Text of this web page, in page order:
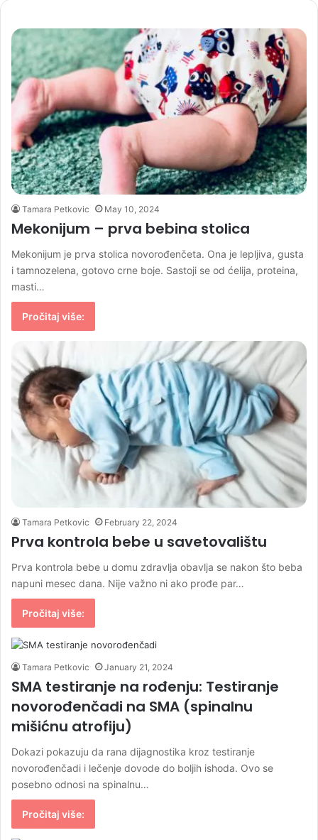
Tamara Petkovic May 10, 2024
Mekonijum – prva bebina stolica
Mekonijum je prva stolica novorođenčeta. Ona je lepljiva, gusta
i tamnozelena, gotovo crne boje. Sastoji se od ćelija, proteina,
masti…
Pročitaj više:
Tamara Petkovic February 22, 2024
Prva kontrola bebe u savetovalištu
Prva kontrola bebe u domu zdravlja obavlja se nakon što beba
napuni mesec dana. Nije važno ni ako prođe par…
Pročitaj više:
Tamara Petkovic January 21, 2024
SMA testiranje na rođenju: Testiranje
novorođenčadi na SMA (spinalnu
mišićnu atrofiju)
Dokazi pokazuju da rana dijagnostika kroz testiranje
novorođenčadi i lečenje dovode do boljih ishoda. Ovo se
posebno odnosi na spinalnu…
Pročitaj više: